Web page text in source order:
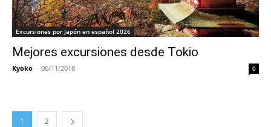
Excursiones por Japón en español 2026
Mejores excursiones desde Tokio
Kyoko - 06/11/2018 0
1 2